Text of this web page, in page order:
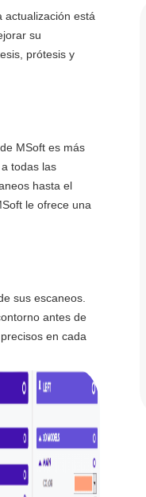
actualización está
su
prótesis y
MSoft es más
todas las
hasta el
le ofrece una
sus escaneos.
antes de
en cada